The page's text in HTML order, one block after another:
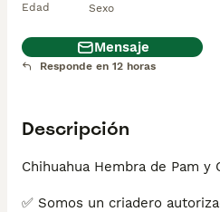
Edad Sexo
Mensaje
Responde en 12 horas
Descripción
Chihuahua Hembra de Pam y
✅ Somos un criadero